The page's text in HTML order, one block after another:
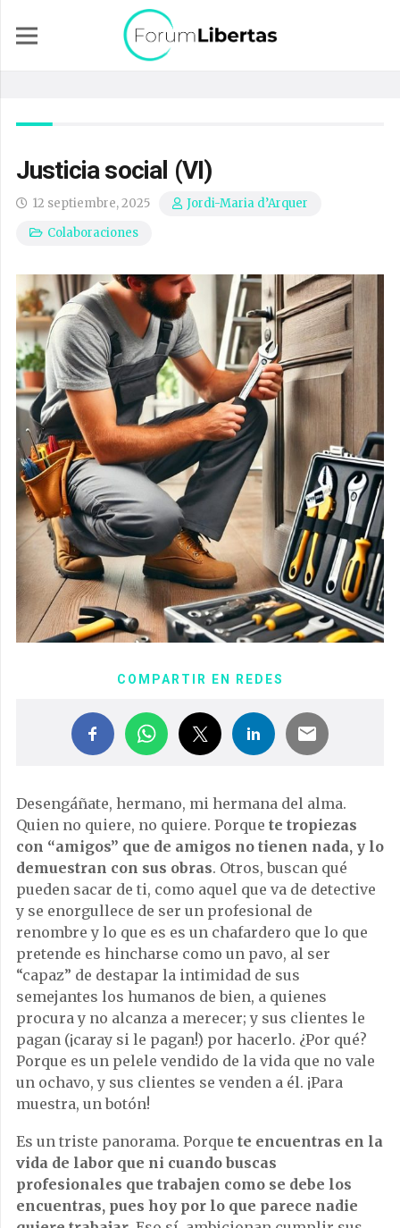
Justicia social (VI)
12 septiembre, 2025
Jordi-Maria d’Arquer
Colaboraciones
COMPARTIR EN REDES
Desengáñate, hermano, mi hermana del alma.
Quien no quiere, no quiere. Porque te tropiezas
con “amigos” que de amigos no tienen nada, y lo
demuestran con sus obras. Otros, buscan qué
pueden sacar de ti, como aquel que va de detective
y se enorgullece de ser un profesional de
renombre y lo que es es un chafardero que lo que
pretende es hincharse como un pavo, al ser
“capaz” de destapar la intimidad de sus
semejantes los humanos de bien, a quienes
procura y no alcanza a merecer; y sus clientes le
pagan (¡caray si le pagan!) por hacerlo. ¿Por qué?
Porque es un pelele vendido de la vida que no vale
un ochavo, y sus clientes se venden a él. ¡Para
muestra, un botón!
Es un triste panorama. Porque te encuentras en la
vida de labor que ni cuando buscas
profesionales que trabajen como se debe los
encuentras, pues hoy por lo que parece nadie